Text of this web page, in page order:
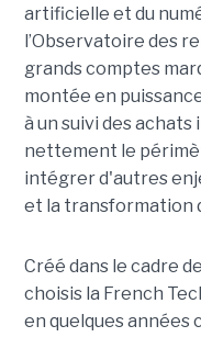
artificielle et du
l’Observatoire des
grands comptes
montée en
à un suivi des
nettement le
intégrer d'autres
et la transformation
Créé dans le cadre
choisis la French
en quelques années